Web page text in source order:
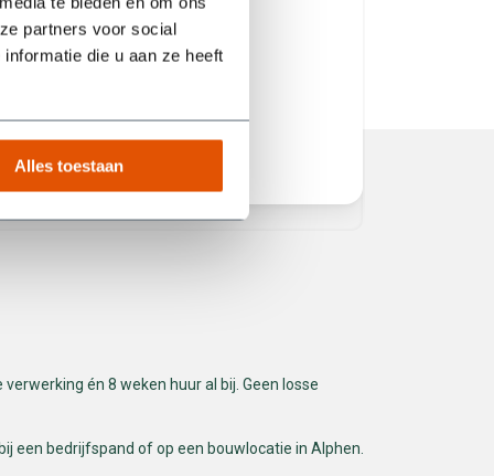
partners voor social
die u aan ze heeft
Alles toestaan
Erik van Manen
én 8 weken huur al bij. Geen losse
een bedrijfspand of op een bouwlocatie in Alphen.